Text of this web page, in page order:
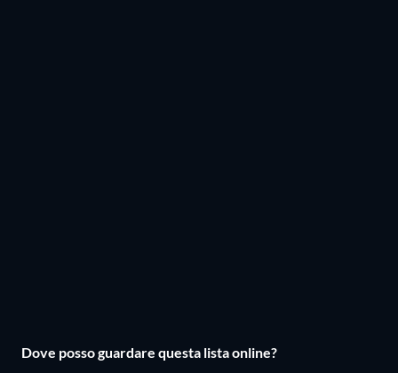
Dove posso guardare questa lista online?